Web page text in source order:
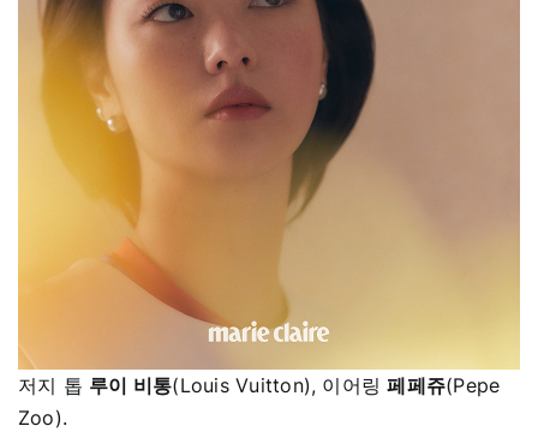
저지 톱 루이 비통(Louis Vuitton), 이어링페페쥬(Pepe
Zoo).